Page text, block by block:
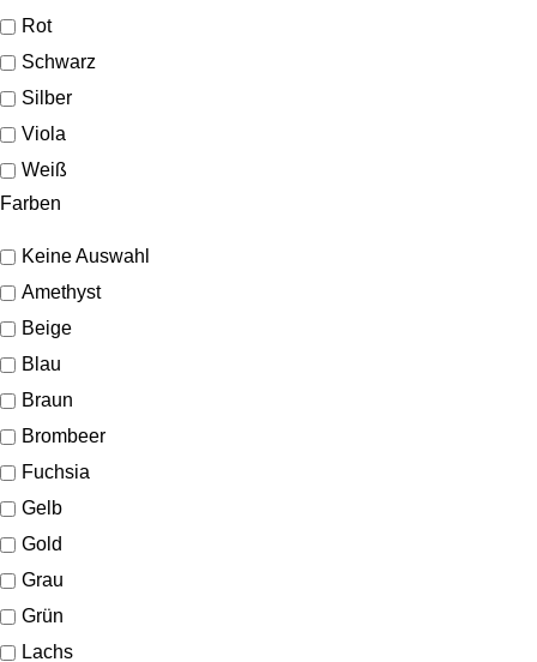
Rot
Schwarz
Silber
Viola
Weiß
Farben
Keine Auswahl
Amethyst
Beige
Blau
Braun
Brombeer
Fuchsia
Gelb
Gold
Grau
Grün
Lachs